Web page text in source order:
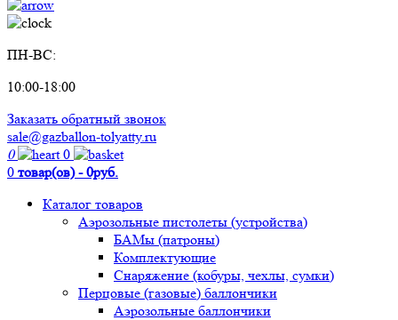
ПН-ВС:
10:00-18:00
Заказать обратный звонок
sale@gazballon-tolyatty.ru
0
0
0 товар(ов) - 0руб.
Каталог товаров
Аэрозольные пистолеты (устройства)
БАМы (патроны)
Комплектующие
Снаряжение (кобуры, чехлы, сумки)
Перцовые (газовые) баллончики
Аэрозольные баллончики